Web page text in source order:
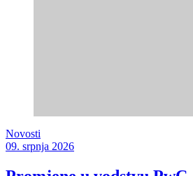
Novosti
09. srpnja 2026